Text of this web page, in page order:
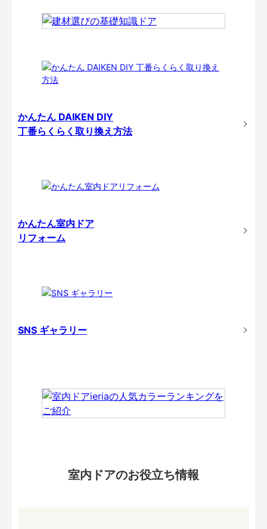
かんたん DAIKEN DIY
丁番らくらく取り換え方法
かんたん室内ドア
リフォーム
SNS ギャラリー
室内ドアのお役立ち情報